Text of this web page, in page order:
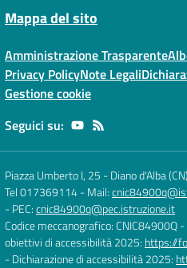
Mappa del sito
Amministrazione Trasparente
Privacy PolicyNote Legali
Gestione cookie
Seguici su:
Piazza Umberto I, 25 - Diano d'Alba (CN)
Tel 017369114- Mail:
- PEC:cnic84900q@pec.istruzione.it
Codice meccanografico: CNIC84900Q-
obiettivi di accessibilità 2025: https://
- Dichiarazione di accessibilità 2025: